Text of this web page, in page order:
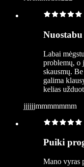
Nuostabu
Labai
problemų, o
skausmų.
galima
kelias
jjjjjjmmmmmmm
Puiki
Mano vyras